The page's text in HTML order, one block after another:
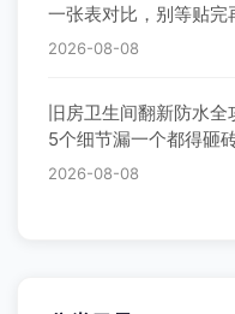
一张表对比，别等贴
2026-08-08
旧房卫生间翻新防水
5个细节漏一个都得砸
2026-08-08